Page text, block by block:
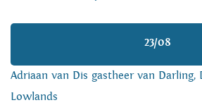
23/08
Adriaan van Dis gastheer van Darling,
Lowlands